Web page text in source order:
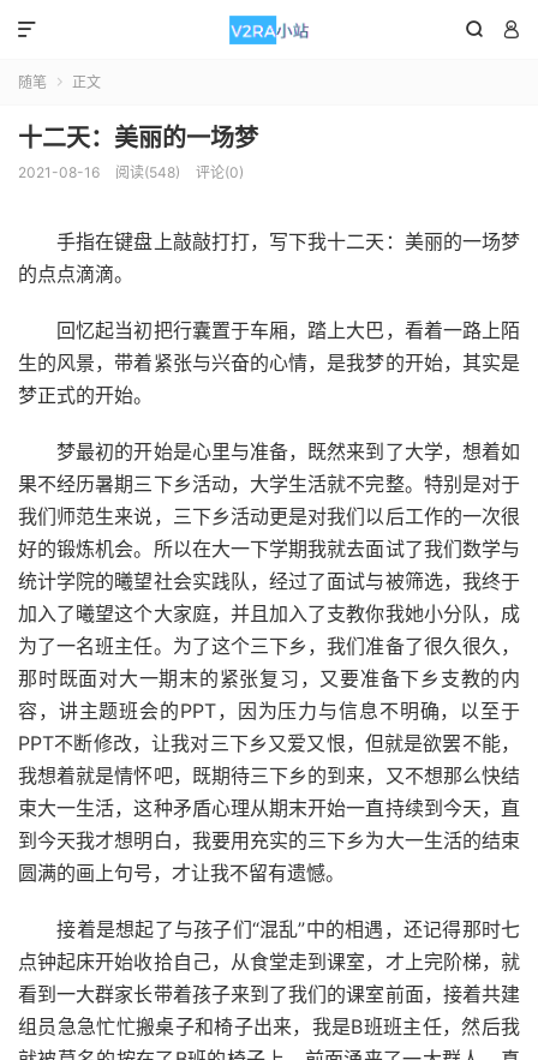
 

随笔  正文
十二天：美丽的一场梦
2021-08-16 阅读(548) 评论(0)
手指在键盘上敲敲打打，写下我十二天：美丽的一场梦
的点点滴滴。
回忆起当初把行囊置于车厢，踏上大巴，看着一路上陌
生的风景，带着紧张与兴奋的心情，是我梦的开始，其实是
梦正式的开始。
梦最初的开始是心里与准备，既然来到了大学，想着如
果不经历暑期三下乡活动，大学生活就不完整。特别是对于
我们师范生来说，三下乡活动更是对我们以后工作的一次很
好的锻炼机会。所以在大一下学期我就去面试了我们数学与
统计学院的曦望社会实践队，经过了面试与被筛选，我终于
加入了曦望这个大家庭，并且加入了支教你我她小分队，成
为了一名班主任。为了这个三下乡，我们准备了很久很久，
那时既面对大一期末的紧张复习，又要准备下乡支教的内
容，讲主题班会的PPT，因为压力与信息不明确，以至于
PPT不断修改，让我对三下乡又爱又恨，但就是欲罢不能，
我想着就是情怀吧，既期待三下乡的到来，又不想那么快结
束大一生活，这种矛盾心理从期末开始一直持续到今天，直
到今天我才想明白，我要用充实的三下乡为大一生活的结束
圆满的画上句号，才让我不留有遗憾。
接着是想起了与孩子们“混乱”中的相遇，还记得那时七
点钟起床开始收拾自己，从食堂走到课室，才上完阶梯，就
看到一大群家长带着孩子来到了我们的课室前面，接着共建
组员急急忙忙搬桌子和椅子出来，我是B班班主任，然后我